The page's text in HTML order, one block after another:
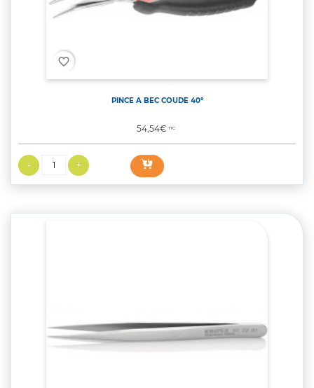
favorite_border
PINCE A BEC COUDE 40°
Prix
54,54€TTC